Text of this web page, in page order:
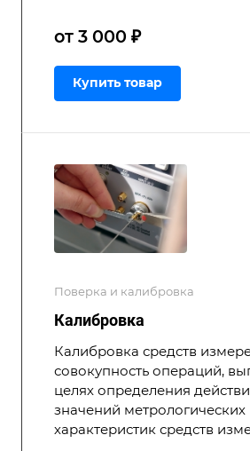
от 3 000 ₽
Купить товар
Поверка и калибровка
Калибровка
Калибровка средств
совокупность операций,
целях определения
значений метрологических
характеристик средств